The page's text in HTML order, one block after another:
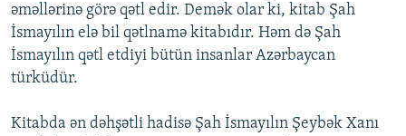
əməllərinə görə qətl edir. Demək olar ki, kitab Şah
İsmayılın elə bil qətlnamə kitabıdır. Həm də Şah
İsmayılın qətl etdiyi bütün insanlar Azərbaycan
türküdür.
Kitabda ən dəhşətli hadisə Şah İsmayılın Şeybək Xanı